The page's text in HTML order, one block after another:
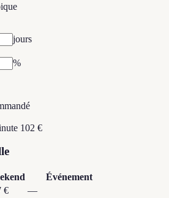
jours
%
102 €
Événement
€
—